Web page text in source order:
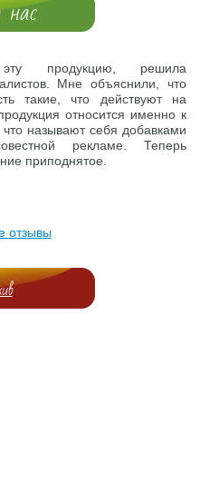
продукцию, решила
Мне объяснили, что
такие, что действуют на
относится именно к
называют себя добавками
рекламе. Теперь
приподнятое.
отзывы